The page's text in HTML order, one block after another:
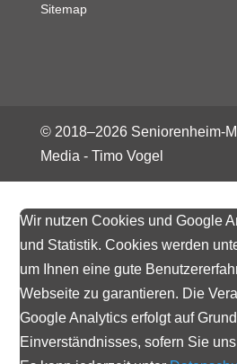
Sitemap
© 2018–2026Seniorenheim-
Media - Timo Vogel
Wir nutzen Cookies und Google
und Statistik. Cookies werden
um Ihnen eine gute
Webseite zu garantieren. Die
Google Analytics erfolgt auf
Einverständnisses, sofern Sie